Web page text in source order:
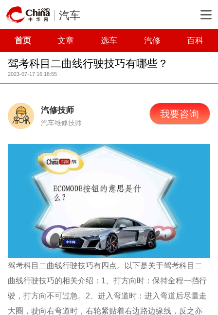
汽车
首页 文章 选车 汽修 百科
驾考科目二曲线行驶技巧有哪些？
2023-07-17 16:18:55
汽修技师
汽车维修技师
我要咨询
驾考科目二曲线行驶技巧有四点。以下是关于驾考科目二
曲线行驶技巧的相关介绍：1、打方向时：保持全程一挡行
驶，打方向不可过急。2、进入弯道时：进入弯道后尽量走
大圈，驶向右弯道时，右轮紧贴着右边路边缘线，反之亦